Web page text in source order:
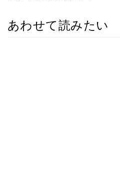
あわせて読みたい